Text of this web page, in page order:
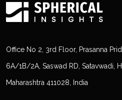
Office No 2, 3rd Floor, Prasanna
6A/1B/2A, Saswad RD, Satavwadi,
Maharashtra 411028, India